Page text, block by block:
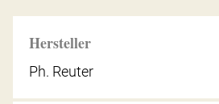
Hersteller
Ph. Reuter